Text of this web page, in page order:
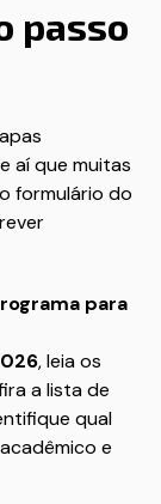
passo
aí que muitas
formulário do
para
, leia os
a lista de
qual
e